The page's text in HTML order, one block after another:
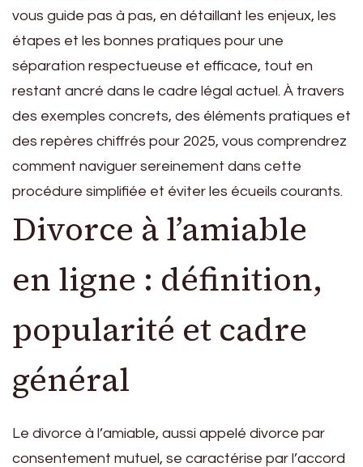
vous guide pas à pas, en détaillant les enjeux, les
étapes et les bonnes pratiques pour une
séparation respectueuse et efficace, tout en
restant ancré dans le cadre légal actuel. À travers
des exemples concrets, des éléments pratiques et
des repères chiffrés pour 2025, vous comprendrez
comment naviguer sereinement dans cette
procédure simplifiée et éviter les écueils courants.
Divorce à l’amiable
en ligne : définition,
popularité et cadre
général
Le divorce à l’amiable, aussi appelé divorce par
consentement mutuel, se caractérise par l’accord